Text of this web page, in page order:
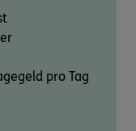
pro Tag